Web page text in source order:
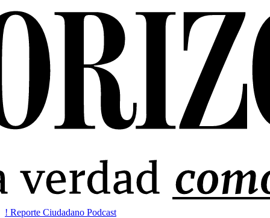
! Reporte Ciudadano Podcast